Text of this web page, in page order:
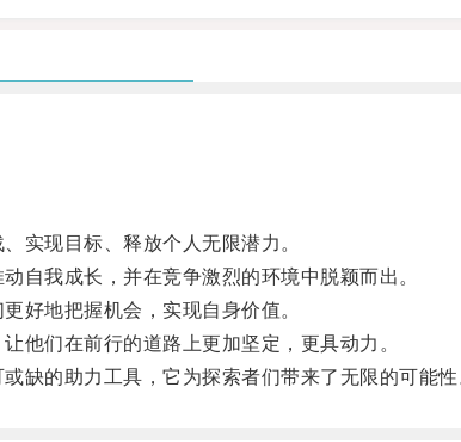
现目标、释放个人无限潜力。
我成长，并在竞争激烈的环境中脱颖而出。
地把握机会，实现自身价值。
们在前行的道路上更加坚定，更具动力。
的助力工具，它为探索者们带来了无限的可能性